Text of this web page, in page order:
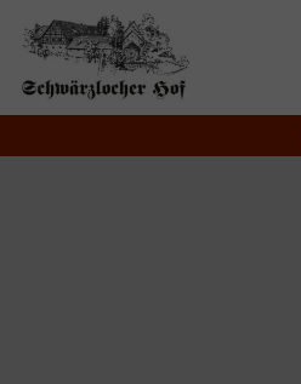
Inhalt
springen